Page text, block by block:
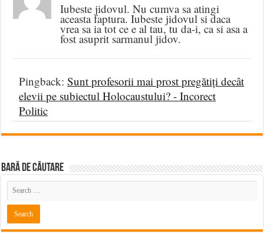
Iubeste jidovul. Nu cumva sa atingi
aceasta faptura. Iubeste jidovul si daca
vrea sa ia tot ce e al tau, tu da-i, ca si asa a
fost asuprit sarmanul jidov.
Pingback:Sunt profesorii mai prost pregătiți decât
elevii pe subiectul Holocaustului? - Incorect
Politic
BARĂ DE CĂUTARE